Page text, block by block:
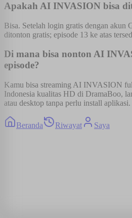
Apakah AI INVASION bisa
Bisa. Setelah login gratis dengan akun
ditonton gratis; episode 13 ke atas
Di mana bisa nonton AI
episode?
Kamu bisa streaming AI INVASION
Indonesia kualitas HD di DramaBoo,
atau desktop tanpa perlu install aplikasi.
Beranda Riwayat Saya